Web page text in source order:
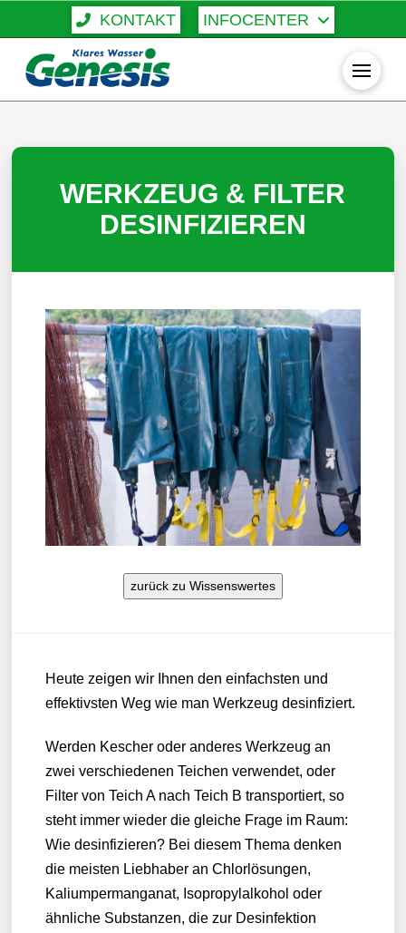
KONTAKT INFOCENTER
WERKZEUG & FILTER
DESINFIZIEREN
zurück zu Wissenswertes
Heute zeigen wir Ihnen den einfachsten und
effektivsten Weg wie man Werkzeug desinfiziert.
Werden Kescher oder anderes Werkzeug an
zwei verschiedenen Teichen verwendet, oder
Filter von Teich A nach Teich B transportiert, so
steht immer wieder die gleiche Frage im Raum:
Wie desinfizieren? Bei diesem Thema denken
die meisten Liebhaber an Chlorlösungen,
Kaliumpermanganat, Isopropylalkohol oder
ähnliche Substanzen, die zur Desinfektion